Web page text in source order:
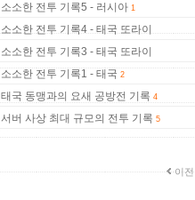
소소한 전투 기록5 - 러시아 1
소소한 전투 기록4 - 태국 또라이
소소한 전투 기록3 - 태국 또라이
소소한 전투 기록1 - 태국 2
태국 동맹과의 요새 공방전 기록 4
서버 사상 최대 규모의 전투 기록 5
이전